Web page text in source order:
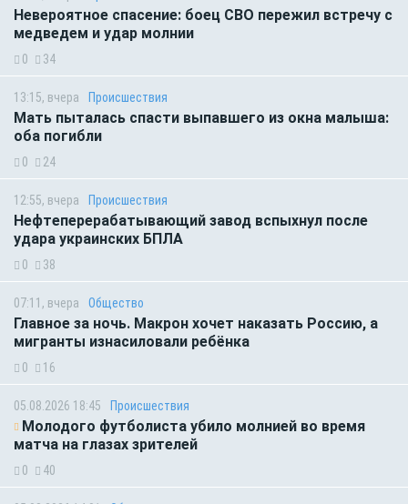
Невероятное спасение: боец СВО пережил встречу с
медведем и удар молнии
0 34
13:15, вчера Происшествия
Мать пыталась спасти выпавшего из окна малыша:
оба погибли
0 24
12:55, вчера Происшествия
Нефтеперерабатывающий завод вспыхнул после
удара украинских БПЛА
0 38
07:11, вчера Общество
Главное за ночь. Макрон хочет наказать Россию, а
мигранты изнасиловали ребёнка
0 16
05.08.2026 18:45 Происшествия
Молодого футболиста убило молнией во время
матча на глазах зрителей
0 40